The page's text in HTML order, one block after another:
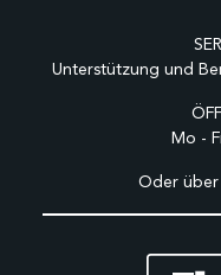
Unterstützung und
Mo -
Oder über